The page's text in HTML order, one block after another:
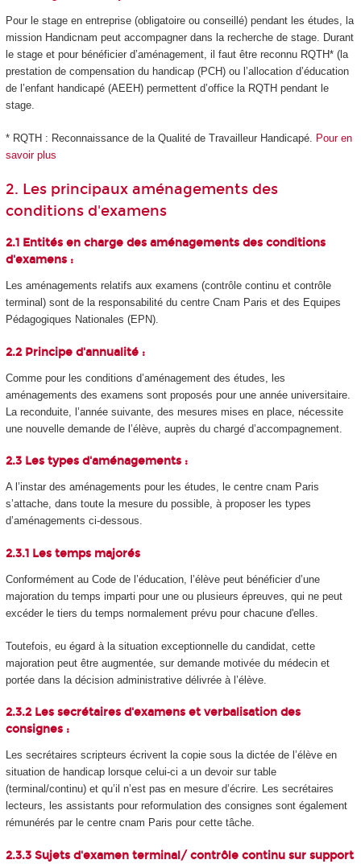
Pour le stage en entreprise (obligatoire ou conseillé) pendant les études, la
mission Handicnam peut accompagner dans la recherche de stage. Durant
le stage et pour bénéficier d’aménagement, il faut être reconnu RQTH* (la
prestation de compensation du handicap (PCH) ou l’allocation d’éducation
de l’enfant handicapé (AEEH) permettent d’office la RQTH pendant le
stage.
* RQTH : Reconnaissance de la Qualité de Travailleur Handicapé.
Pour en
savoir plus
2. Les principaux aménagements des
conditions d'examens
2.1 Entités en charge des aménagements des conditions
d'examens :
Les aménagements relatifs aux examens (contrôle continu et contrôle
terminal) sont de la responsabilité du centre Cnam Paris et des Equipes
Pédagogiques Nationales (EPN).
2.2 Principe d'annualité :
Comme pour les conditions d’aménagement des études, les
aménagements des examens sont proposés pour une année universitaire.
La reconduite, l’année suivante, des mesures mises en place, nécessite
une nouvelle demande de l’élève, auprès du chargé d’accompagnement.
2.3 Les types d'aménagements :
A l’instar des aménagements pour les études, le centre cnam Paris
s’attache, dans toute la mesure du possible, à proposer les types
d’aménagements ci-dessous.
2.3.1 Les temps majorés
Conformément au Code de l’éducation, l’élève peut bénéficier d’une
majoration du temps imparti pour une ou plusieurs épreuves, qui ne peut
excéder le tiers du temps normalement prévu pour chacune d'elles.
Toutefois, eu égard à la situation exceptionnelle du candidat, cette
majoration peut être augmentée, sur demande motivée du médecin et
portée dans la décision administrative délivrée à l’élève.
2.3.2 Les secrétaires d'examens et verbalisation des
consignes :
Les secrétaires scripteurs écrivent la copie sous la dictée de l’élève en
situation de handicap lorsque celui-ci a un devoir sur table
(terminal/continu) et qu’il n’est pas en mesure d’écrire. Les secrétaires
lecteurs, les assistants pour reformulation des consignes sont également
rémunérés par le centre cnam Paris pour cette tâche.
2.3.3 Sujets d'examen terminal/ contrôle continu sur support